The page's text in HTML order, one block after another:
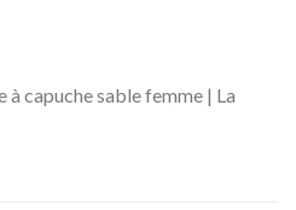
capuche sable femme | La